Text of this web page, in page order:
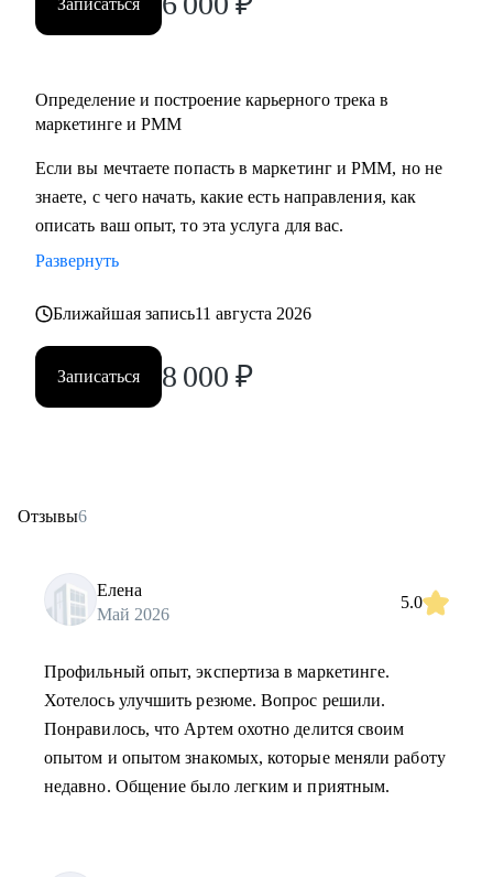
• Middle/senior специалистам в маркетинге и PMM для
• Всем, кто точно понимает, что хочет попасть в Digital-
маркетинг и PMM, но не знает, какие бывают направления,
с чего можно начать, в какую сторону двигаться.
Записаться
Определение и построение карьерного трека в
маркетинге и PMM
Если вы мечтаете попасть в маркетинг и PMM, но не
знаете, с чего начать, какие есть направления, как
описать ваш опыт, то эта услуга для вас.
Развернуть
Ближайшая запись11 августа 2026
Записаться 8 000 ₽
Отзывы6
Елена
Май 2026
5.0
Профильный опыт, экспертиза в маркетинге.
Хотелось улучшить резюме. Вопрос решили.
Понравилось, что Артем охотно делится своим
опытом и опытом знакомых, которые меняли работу
недавно. Общение было легким и приятным.